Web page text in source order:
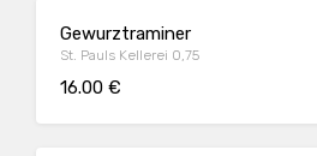
Gewurztraminer
St. Pauls Kellerei 0,75
16.00 €